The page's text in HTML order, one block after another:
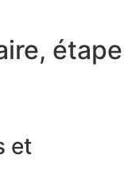
étape
et